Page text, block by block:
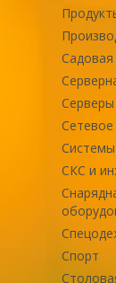
Садовая
СКС и
Спорт